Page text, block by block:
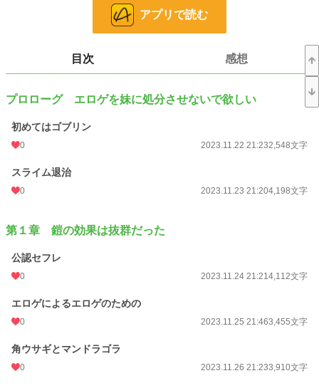
更新日時 2023.12.08 21:21
初回公開日時
初回完結日時
週間ポイント 42 pt (48,661 位)
月間ポイント
アプリで読む
目次 感想
プロローグ エロゲを妹に処分させないで欲しい
初めてはゴブリン
0 2023.11.22 21:232,548文字
スライム退治
0 2023.11.23 21:204,198文字
第１章 鎧の効果は抜群だった
公認セフレ
0 2023.11.24 21:214,112文字
エロゲによるエロゲのための
0 2023.11.25 21:463,455文字
角ウサギとマンドラゴラ
0 2023.11.26 21:233,910文字